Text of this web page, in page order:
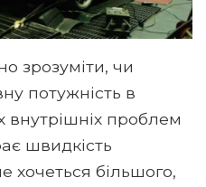
зрозуміти, чи
потужність в
внутрішніх проблем
швидкість
хочеться більшого,